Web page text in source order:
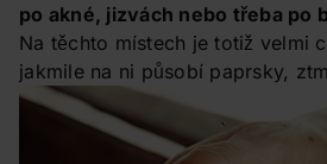
po akné, jizvách nebo třeba po
Na těchto místech je totiž velmi
jakmile na ni působí paprsky,